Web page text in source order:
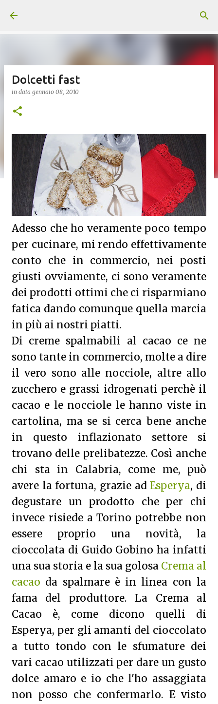
Dolcetti fast
in data gennaio 08, 2010
Adesso che ho veramente poco tempo
per cucinare, mi rendo effettivamente
conto che in commercio, nei posti
giusti ovviamente, ci sono veramente
dei prodotti ottimi che ci risparmiano
fatica dando comunque quella marcia
in più ai nostri piatti.
Di creme spalmabili al cacao ce ne
sono tante in commercio, molte a dire
il vero sono alle nocciole, altre allo
zucchero e grassi idrogenati perchè il
cacao e le nocciole le hanno viste in
cartolina, ma se si cerca bene anche
in questo inflazionato settore si
trovano delle prelibatezze. Così anche
chi sta in Calabria, come me, può
avere la fortuna, grazie adEsperya, di
degustare un prodotto che per chi
invece risiede a Torino potrebbe non
essere proprio una novità, la
cioccolata di Guido Gobino ha infatti
una sua storia e la sua golosa Crema al
cacao da spalmare è in linea con la
fama del produttore. La Crema al
Cacao è, come dicono quelli di
Esperya, per gli amanti del cioccolato
a tutto tondo con le sfumature dei
vari cacao utilizzati per dare un gusto
dolce amaro e io che l'ho assaggiata
non posso che confermarlo. E visto